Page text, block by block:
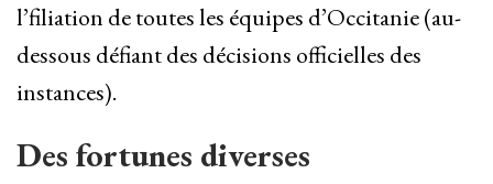
l’filiation de toutes les équipes d’Occitanie (au-
dessous défiant des décisions officielles des
instances).
Des fortunes diverses